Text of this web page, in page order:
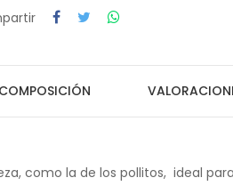
COMPOSICIÓN
como la de los pollitos, ideal